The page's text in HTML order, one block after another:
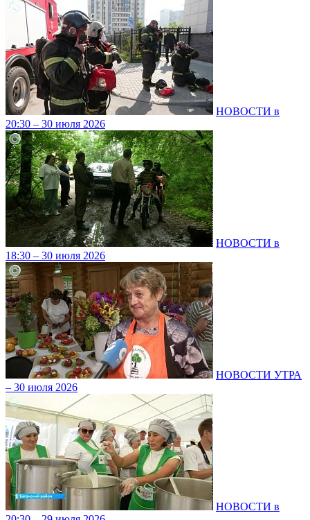
НОВОСТИ в
20:30 – 30 июля 2026
НОВОСТИ в
18:30 – 30 июля 2026
НОВОСТИ УТРА
– 30 июля 2026
НОВОСТИ в